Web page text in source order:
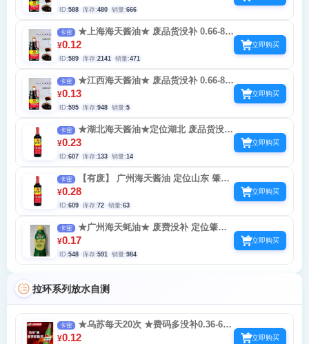
ID:588 库存:480 销量:666
卡密
★上海海天酱油★ 废品货没补 0.66-888
扫码间隔30秒左右 一天十次
¥0.12
ID:589 库存:2141 销量:471
立即购买
卡密
★江西海天酱油★ 废品货没补 0.66-888
扫码间隔30秒左右 一天十次
¥0.13
ID:595 库存:948 销量:5
立即购买
卡密
★湖北海天酱油★定位湖北 废品货没补
0.66-888扫码间隔30秒左右 一天十次
¥0.23
ID:607 库存:133 销量:14
立即购买
卡密
【有废】 广州海天酱油 定位山东 肇庆
佛山或广州 0.66-66.6扫码间隔30秒左右 一
天十次
¥0.28
ID:609 库存:72 销量:63
立即购买
卡密
★广州海天蚝油★ 废费没补 定位肇庆
佛山或广州 0.66-66.6扫码间隔30秒左右 一
天十次
¥0.17
ID:548 库存:591 销量:984
立即购买
拉环系列放水自测
卡密
★乌苏每天20次 ★费码多没补0.36-6-
66-666 新疆-重庆不能玩
¥0.12 立即购买